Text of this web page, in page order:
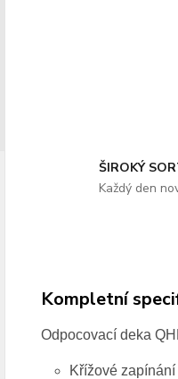
ŠIROKÝ
Každý den
Kompletní
Odpocovací deka
Křížové